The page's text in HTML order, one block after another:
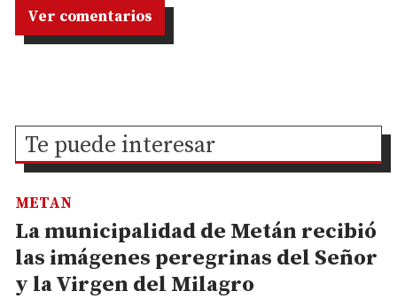
Ver comentarios
Te puede interesar
La municipalidad de Metán recibió
las imágenes peregrinas del Señor
y la Virgen del Milagro
METAN